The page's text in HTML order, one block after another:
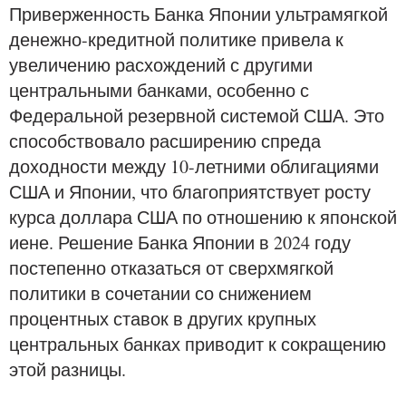
Приверженность Банка Японии ультрамягкой
денежно-кредитной политике привела к
увеличению расхождений с другими
центральными банками, особенно с
Федеральной резервной системой США. Это
способствовало расширению спреда
доходности между 10-летними облигациями
США и Японии, что благоприятствует росту
курса доллара США по отношению к японской
иене. Решение Банка Японии в 2024 году
постепенно отказаться от сверхмягкой
политики в сочетании со снижением
процентных ставок в других крупных
центральных банках приводит к сокращению
этой разницы.